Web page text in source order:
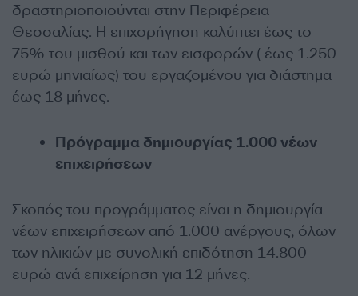
δραστηριοποιούνται στην Περιφέρεια
Θεσσαλίας. Η επιχορήγηση καλύπτει έως το
75% του μισθού και των εισφορών ( έως 1.250
ευρώ μηνιαίως) του εργαζομένου για διάστημα
έως 18 μήνες.
Πρόγραμμα δημιουργίας 1.000 νέων
επιχειρήσεων
Σκοπός του προγράμματος είναι η δημιουργία
νέων επιχειρήσεων από 1.000 ανέργους, όλων
των ηλικιών με συνολική επιδότηση 14.800
ευρώ ανά επιχείρηση για 12 μήνες.